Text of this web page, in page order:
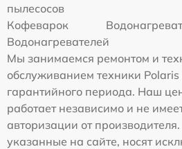
пылесосов
Кофеварок
Водонагревателей
Мы занимаемся ремонтом и
обслуживанием техники Polaris
гарантийного периода. Наш
работает независимо и не
авторизации от
указанные на сайте, носят